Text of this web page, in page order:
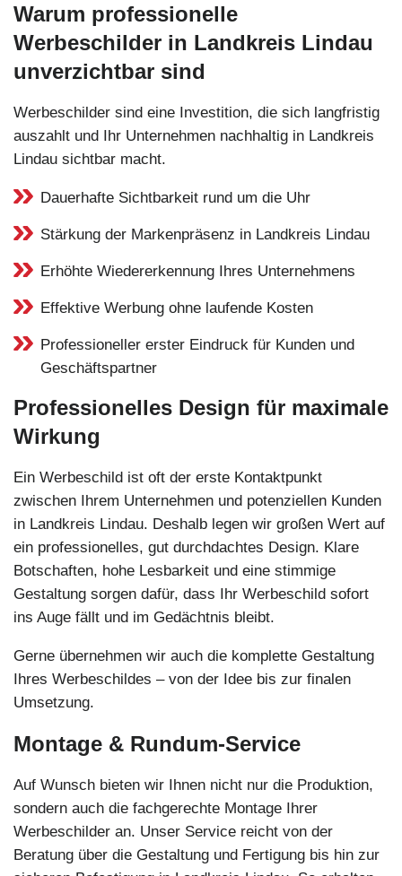
Warum professionelle
Werbeschilder in Landkreis Lindau
unverzichtbar sind
Werbeschilder sind eine Investition, die sich langfristig
auszahlt und Ihr Unternehmen nachhaltig in Landkreis
Lindau sichtbar macht.
Dauerhafte Sichtbarkeit rund um die Uhr
Stärkung der Markenpräsenz in Landkreis Lindau
Erhöhte Wiedererkennung Ihres Unternehmens
Effektive Werbung ohne laufende Kosten
Professioneller erster Eindruck für Kunden und
Geschäftspartner
Professionelles Design für maximale
Wirkung
Ein Werbeschild ist oft der erste Kontaktpunkt
zwischen Ihrem Unternehmen und potenziellen Kunden
in Landkreis Lindau. Deshalb legen wir großen Wert auf
ein professionelles, gut durchdachtes Design. Klare
Botschaften, hohe Lesbarkeit und eine stimmige
Gestaltung sorgen dafür, dass Ihr Werbeschild sofort
ins Auge fällt und im Gedächtnis bleibt.
Gerne übernehmen wir auch die komplette Gestaltung
Ihres Werbeschildes – von der Idee bis zur finalen
Umsetzung.
Montage & Rundum-Service
Auf Wunsch bieten wir Ihnen nicht nur die Produktion,
sondern auch die fachgerechte Montage Ihrer
Werbeschilder an. Unser Service reicht von der
Beratung über die Gestaltung und Fertigung bis hin zur